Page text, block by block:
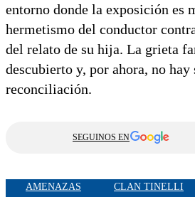
entorno donde la exposición es
hermetismo del conductor
del relato de su hija. La grieta
descubierto y, por ahora, no hay
reconciliación.
SEGUINOS EN
AMENAZAS CLAN TINELLI